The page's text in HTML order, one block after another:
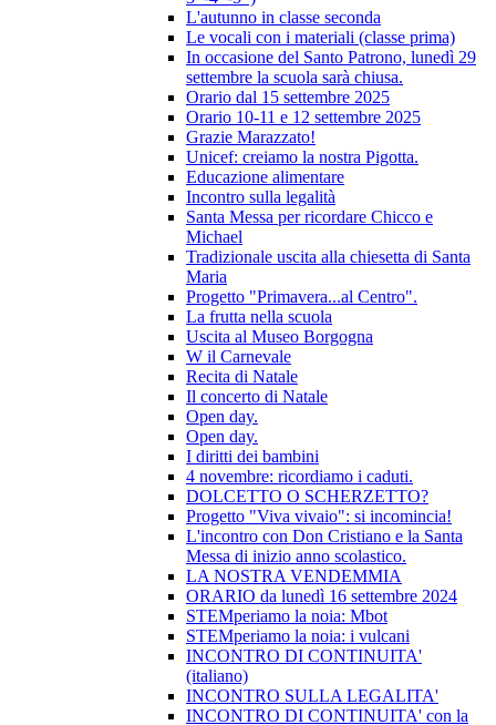
L'autunno in classe seconda
Le vocali con i materiali (classe prima)
In occasione del Santo Patrono, lunedì 29
settembre la scuola sarà chiusa.
Orario dal 15 settembre 2025
Orario 10-11 e 12 settembre 2025
Grazie Marazzato!
Unicef: creiamo la nostra Pigotta.
Educazione alimentare
Incontro sulla legalità
Santa Messa per ricordare Chicco e
Michael
Tradizionale uscita alla chiesetta di Santa
Maria
Progetto "Primavera...al Centro".
La frutta nella scuola
Uscita al Museo Borgogna
W il Carnevale
Recita di Natale
Il concerto di Natale
Open day.
Open day.
I diritti dei bambini
4 novembre: ricordiamo i caduti.
DOLCETTO O SCHERZETTO?
Progetto "Viva vivaio": si incomincia!
L'incontro con Don Cristiano e la Santa
Messa di inizio anno scolastico.
LA NOSTRA VENDEMMIA
ORARIO da lunedì 16 settembre 2024
STEMperiamo la noia: Mbot
STEMperiamo la noia: i vulcani
INCONTRO DI CONTINUITA'
(italiano)
INCONTRO SULLA LEGALITA'
INCONTRO DI CONTINUITA' con la